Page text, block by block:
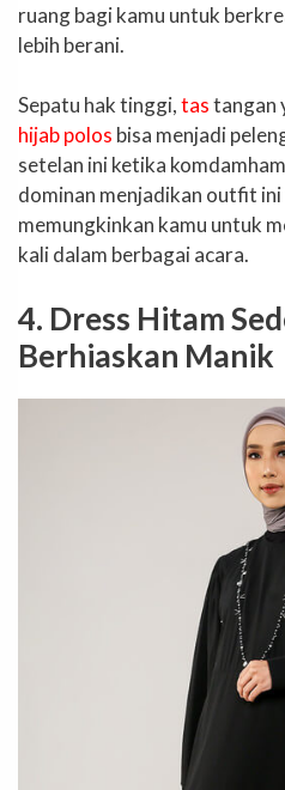
ruang bagi kamu untuk
lebih berani.
Sepatu hak tinggi,tastangan
hijab polos bisa menjadi
setelan ini ketika
dominan menjadikan outfit
memungkinkan kamu untuk
kali dalam berbagai acara.
4. Dress Hitam
Berhiaskan Manik